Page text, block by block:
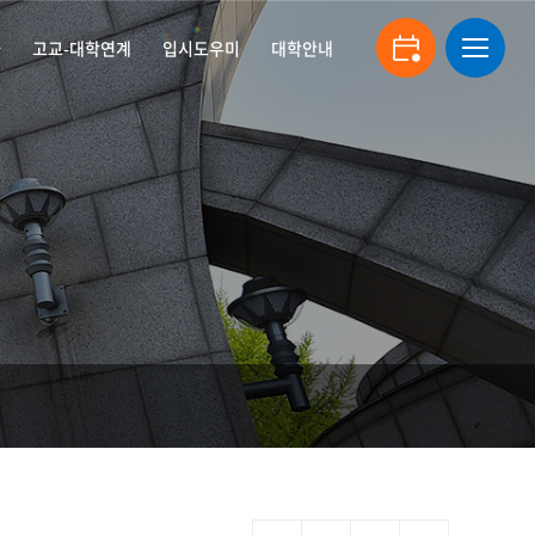
고교-대학연계 입시도우미 대학안내